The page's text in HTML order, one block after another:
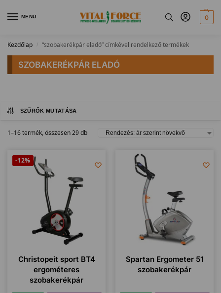
MENÜ 0
Kezdőlap / “szobakerékpár eladó” címkével rendelkező termékek
SZOBAKERÉKPÁR ELADÓ
SZŰRŐK MUTATÁSA
1–16 termék, összesen 29 db
-12%
Christopeit sport BT4
ergométeres
szobakerékpár
Spartan Ergometer 51
szobakerékpár